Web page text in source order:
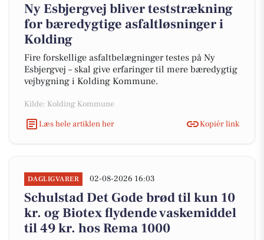
Ny Esbjergvej bliver teststrækning
for bæredygtige asfaltløsninger i
Kolding
Fire forskellige asfaltbelægninger testes på Ny
Esbjergvej – skal give erfaringer til mere bæredygtig
vejbygning i Kolding Kommune.
Kilde: Kolding Kommune
Læs hele artiklen her
Kopiér link
DAGLIGVARER 02-08-2026 16:03
Schulstad Det Gode brød til kun 10
kr. og Biotex flydende vaskemiddel
til 49 kr. hos Rema 1000